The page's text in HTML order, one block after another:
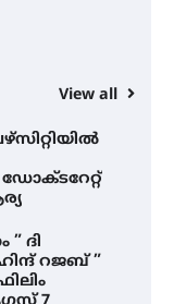
View all
ദി
റജബ് ”